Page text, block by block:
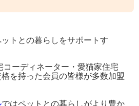
トとの暮らしをサポートす
コーディネーター・愛猫家住宅
を持った会員の皆様が多数加盟
ではペットとの暮らしがより豊か